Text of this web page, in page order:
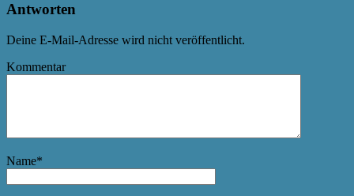
Antworten
Deine E-Mail-Adresse wird nicht veröffentlicht.
Kommentar
Name*